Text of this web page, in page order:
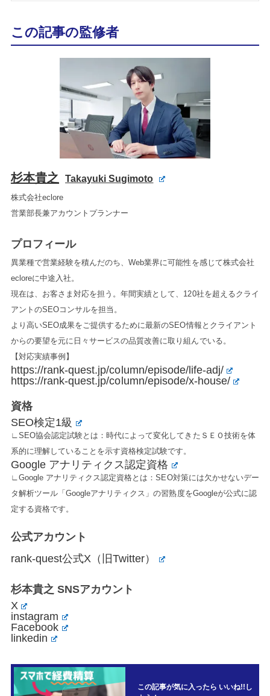
この記事の監修者
杉本貴之 Takayuki Sugimoto
株式会社eclore
営業部長兼アカウントプランナー
プロフィール
異業種で営業経験を積んだのち、Web業界に可能性を感じて株式会社
ecloreに中途入社。
現在は、お客さま対応を担う。年間実績として、120社を超えるクライ
アントのSEOコンサルを担当。
より高いSEO成果をご提供するために最新のSEO情報とクライアント
からの要望を元に日々サービスの品質改善に取り組んでいる。
【対応実績事例】
https://rank-quest.jp/column/episode/life-adj/
https://rank-quest.jp/column/episode/x-house/
資格
SEO検定1級
∟SEO協会認定試験とは：時代によって変化してきたＳＥＯ技術を体
系的に理解していることを示す資格検定試験です。
Google アナリティクス認定資格
∟Google アナリティクス認定資格とは：SEO対策には欠かせないデー
タ解析ツール「Googleアナリティクス」の習熟度をGoogleが公式に認
定する資格です。
公式アカウント
rank-quest公式X（旧Twitter）
杉本貴之 SNSアカウント
X
instagram
Facebook
linkedin
この記事が気に入ったら いいね!!し